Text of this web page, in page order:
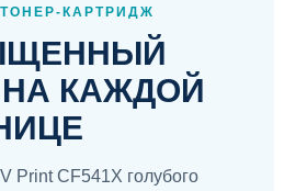
ТОНЕР-КАРТРИДЖ
КАЖДОЙ
Print CF541X голубого